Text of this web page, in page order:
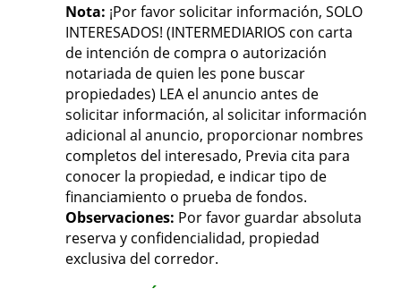
Nota: ¡Por favor solicitar información, SOLO
INTERESADOS! (INTERMEDIARIOS con carta
de intención de compra o autorización
notariada de quien les pone buscar
propiedades) LEA el anuncio antes de
solicitar información, al solicitar información
adicional al anuncio, proporcionar nombres
completos del interesado, Previa cita para
conocer la propiedad, e indicar tipo de
financiamiento o prueba de fondos.
Observaciones: Por favor guardar absoluta
reserva y confidencialidad, propiedad
exclusiva del corredor.